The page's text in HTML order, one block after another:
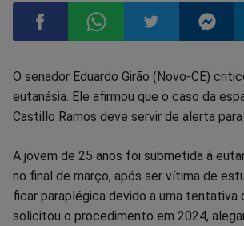
Compartilhar
no
Facebook
Compartilhar
no
Whatsapp
Compartilhar
no
Twitter
no
O senador Eduardo Girão (Novo-CE)
eutanásia. Ele afirmou que o caso da
Castillo Ramos deve servir de alerta para
A jovem de 25 anos foi submetida à
no final de março, após ser vítima de
ficar paraplégica devido a uma tentativa
solicitou o procedimento em 2024,